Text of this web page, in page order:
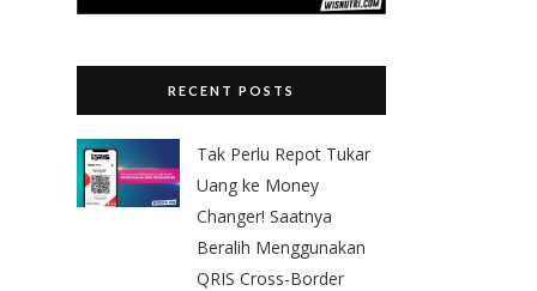
RECENT POSTS
Tak Perlu Repot Tukar
Uang ke Money
Changer! Saatnya
Beralih Menggunakan
QRIS Cross-Border